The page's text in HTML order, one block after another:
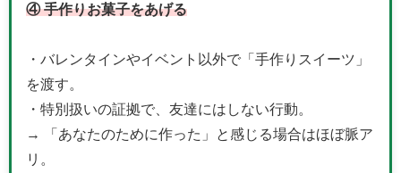
④ 手作りお菓子をあげる
・バレンタインやイベント以外で「手作りスイーツ」
を渡す。
・特別扱いの証拠で、友達にはしない行動。
→ 「あなたのために作った」と感じる場合はほぼ脈ア
リ。